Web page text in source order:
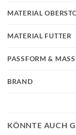
BRAND
MATERIAL
MATERIAL FUTTER
PASSFORM & MASSE
KÖNNTE AUCH